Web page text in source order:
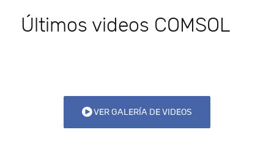
Últimos videos COMSOL
VER GALERÍA DE VIDEOS